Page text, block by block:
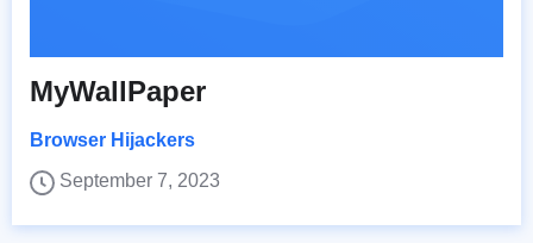
MyWallPaper
Browser Hijackers
September 7, 2023